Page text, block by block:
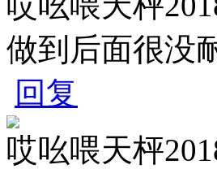
做到后面很没
回复
哎吆喂天枰